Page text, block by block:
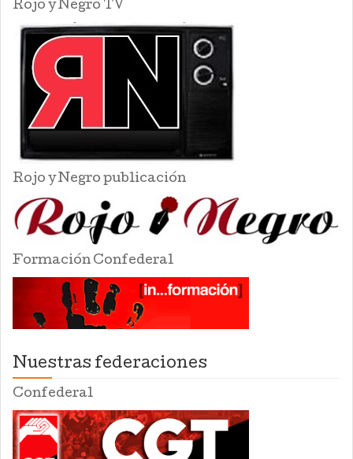
Rojo y Negro TV
Rojo y Negro publicación
Formación Confederal
Nuestras federaciones
Confederal